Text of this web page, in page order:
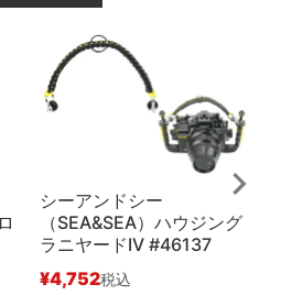
シーアンドシー
（SEA&SEA）ハウジング
ラニヤードIV #46137
¥4,752税込